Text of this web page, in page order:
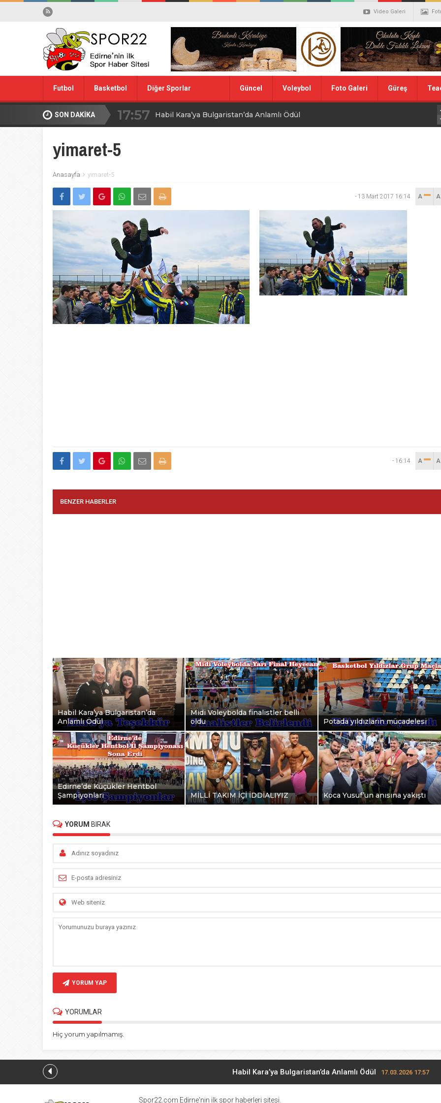
Video Galeri
Futbol Basketbol Diğer Sporlar Güncel Voleybol Foto Galeri Güreş
SON DAKİKA 17:57 Habil Kara’ya Bulgaristan’da Anlamlı Ödül
10:28
09:30 MİLLİ TAKIM İÇİ İDDİALIYIZ
08:00 Ağa Adayının Acı Günü
20:00 ŞAHİ’DEN KADIN MİLLİ TAKIMINA TEŞEKKÜR
08:20 Buca Deplasmanında Kayıp
20:20 Namazı beklerken Hakk’a yürüdü
20:15 Büyük Usta Pele Mehmet’i kaybettik
yimaret-5
Anasayfa yimaret-5
- 13 Mart 2017 16:14 A
- 16:14 A
BENZER HABERLER
Habil Kara’ya Bulgaristan’da
Anlamlı Ödül
Midi Voleybolda finalistler belli
oldu
Potada yıldızların mücadelesi
Edirne’de Küçükler Hentbol
Şampiyonları
MİLLİ TAKIM İÇİ İDDİALIYIZ Koca Yusuf’un anısına yakıştı
YORUM BIRAK
YORUM YAP
YORUMLAR
Hiç yorum yapılmamış.
Habil Kara’ya Bulgaristan’da Anlamlı Ödül 17.03.2026 17:57
Midi Voleybolda finalistler belli oldu
Spor22.com Edirne'nin ilk spor haberleri sitesi.